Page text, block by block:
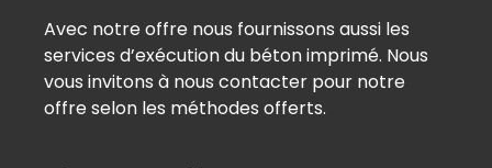
(95560)
Béton imprimé Banthelu (95420)
Béton imprimé Beauchamp (95250)
Avec notre offre nous fournissons aussi les
services d’exécution du béton imprimé. Nous
vous invitons à nous contacter pour notre
offre selon les méthodes offerts.